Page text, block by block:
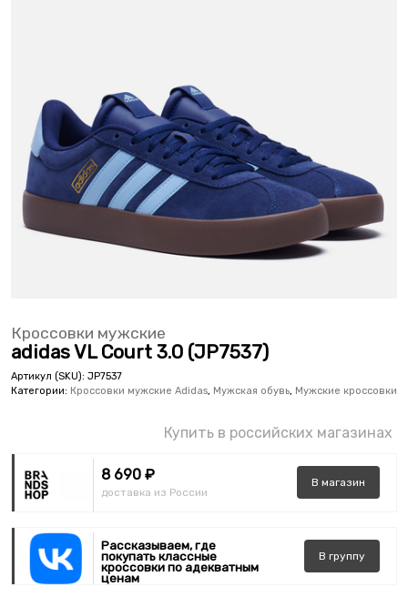
Кроссовки мужские
adidas VL Court 3.0 (JP7537)
Артикул (SKU): JP7537
Категории: Кроссовки мужские Adidas, Мужская обувь, Мужские кроссовки
Купить в российских магазинах
8 690 ₽
доставка из России
В магазин
Рассказываем, где
покупать классные
кроссовки по адекватным
ценам
В группу